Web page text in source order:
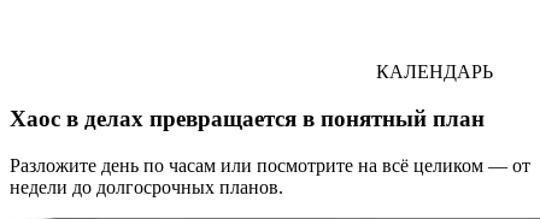
КАЛЕНДАРЬ
Хаос в делах превращается в понятный план
Разложите день по часам или посмотрите на всё целиком — от
недели до долгосрочных планов.